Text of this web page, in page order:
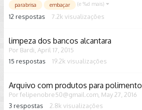
parabrisa embaçar (e %d mais)
12 respostas 7.2k visualizações
limpeza dos bancos alcantara
Por Bardi April 17, 2015
15 respostas 19.2k visualizações
Arquivo com produtos para polimento
Por felipenobre50@gmail.com May 27, 2016
3 respostas 2.8k visualizações